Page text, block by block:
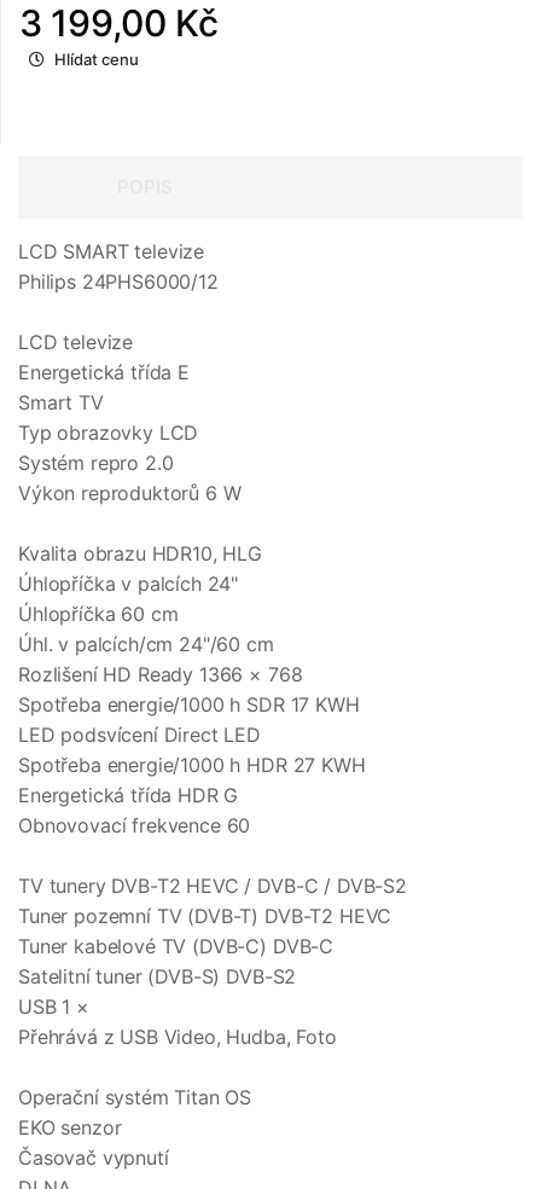
3 199,00 Kč
Hlídat cenu
LCD SMART televize
Philips 24PHS6000/12
LCD televize
Energetická třída E
Smart TV
Typ obrazovky LCD
Systém repro 2.0
Výkon reproduktorů 6 W
Kvalita obrazu HDR10, HLG
Úhlopříčka v palcích 24"
Úhlopříčka 60 cm
Úhl. v palcích/cm 24"/60 cm
Rozlišení HD Ready 1366 × 768
Spotřeba energie/1000 h SDR 17 KWH
LED podsvícení Direct LED
Spotřeba energie/1000 h HDR 27 KWH
Energetická třída HDR G
Obnovovací frekvence 60
TV tunery DVB-T2 HEVC / DVB-C / DVB-S2
Tuner pozemní TV (DVB-T) DVB-T2 HEVC
Tuner kabelové TV (DVB-C) DVB-C
Satelitní tuner (DVB-S) DVB-S2
USB 1 ×
Přehrává z USB Video, Hudba, Foto
Operační systém Titan OS
EKO senzor
Časovač vypnutí